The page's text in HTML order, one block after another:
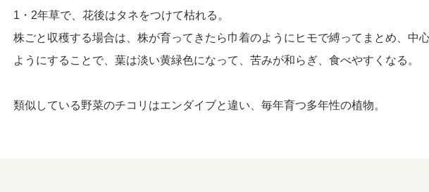
1・2年草で、花後はタネをつけて枯れる。
株ごと収穫する場合は、株が育ってきたら巾着のようにヒモで縛ってまとめ、中
ようにすることで、葉は淡い黄緑色になって、苦みが和らぎ、食べやすくなる。
類似している野菜のチコリはエンダイブと違い、毎年育つ多年性の植物。